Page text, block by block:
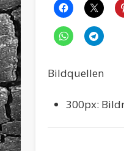
Bildquellen
300px: